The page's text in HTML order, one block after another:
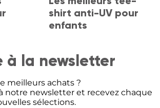
shirt anti-UV pour
enfants
à la newsletter
meilleurs achats ?
notre newsletter et recevez chaque
sélections.